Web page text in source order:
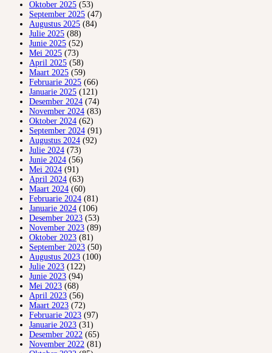
Oktober 2025 (53)
September 2025 (47)
Augustus 2025 (84)
Julie 2025 (88)
Junie 2025 (52)
Mei 2025 (73)
April 2025 (58)
Maart 2025 (59)
Februarie 2025 (66)
Januarie 2025 (121)
Desember 2024 (74)
November 2024 (83)
Oktober 2024 (62)
September 2024 (91)
Augustus 2024 (92)
Julie 2024 (73)
Junie 2024 (56)
Mei 2024 (91)
April 2024 (63)
Maart 2024 (60)
Februarie 2024 (81)
Januarie 2024 (106)
Desember 2023 (53)
November 2023 (89)
Oktober 2023 (81)
September 2023 (50)
Augustus 2023 (100)
Julie 2023 (122)
Junie 2023 (94)
Mei 2023 (68)
April 2023 (56)
Maart 2023 (72)
Februarie 2023 (97)
Januarie 2023 (31)
Desember 2022 (65)
November 2022 (81)